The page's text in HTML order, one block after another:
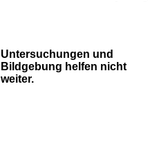
Untersuchungen und
Bildgebung helfen nicht
weiter.